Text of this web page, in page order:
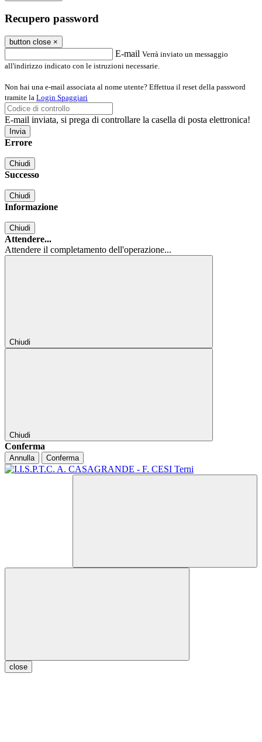
Recupero password
button close ×
E-mail Verrà inviato un messaggio
all'indirizzo indicato con le istruzioni necessarie.
Non hai una e-mail associata al nome utente? Effettua il reset della password
tramite la Login Spaggiari
E-mail inviata, si prega di controllare la casella di posta elettronica!
Errore
Chiudi
Successo
Chiudi
Informazione
Chiudi
Attendere...
Attendere il completamento dell'operazione...
Chiudi
Chiudi
Conferma
Annulla Conferma
close